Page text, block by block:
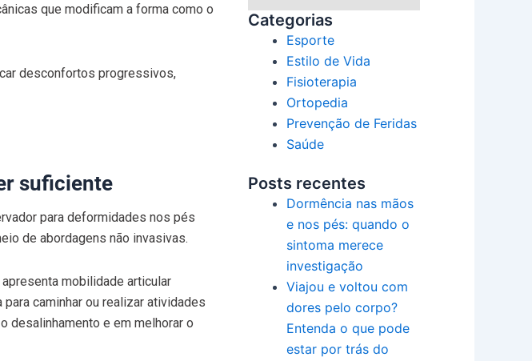
que modificam a forma como o
desconfortos progressivos,
suficiente
para deformidades nos pés
de abordagens não invasivas.
mobilidade articular
caminhar ou realizar atividades
desalinhamento e em melhorar o
Categorias
Esporte
Estilo de Vida
Fisioterapia
Ortopedia
Prevenção de Feridas
Saúde
Posts recentes
Dormência nas mãos
e nos pés: quando o
sintoma merece
investigação
Viajou e voltou com
dores pelo corpo?
Entenda o que pode
estar por trás do